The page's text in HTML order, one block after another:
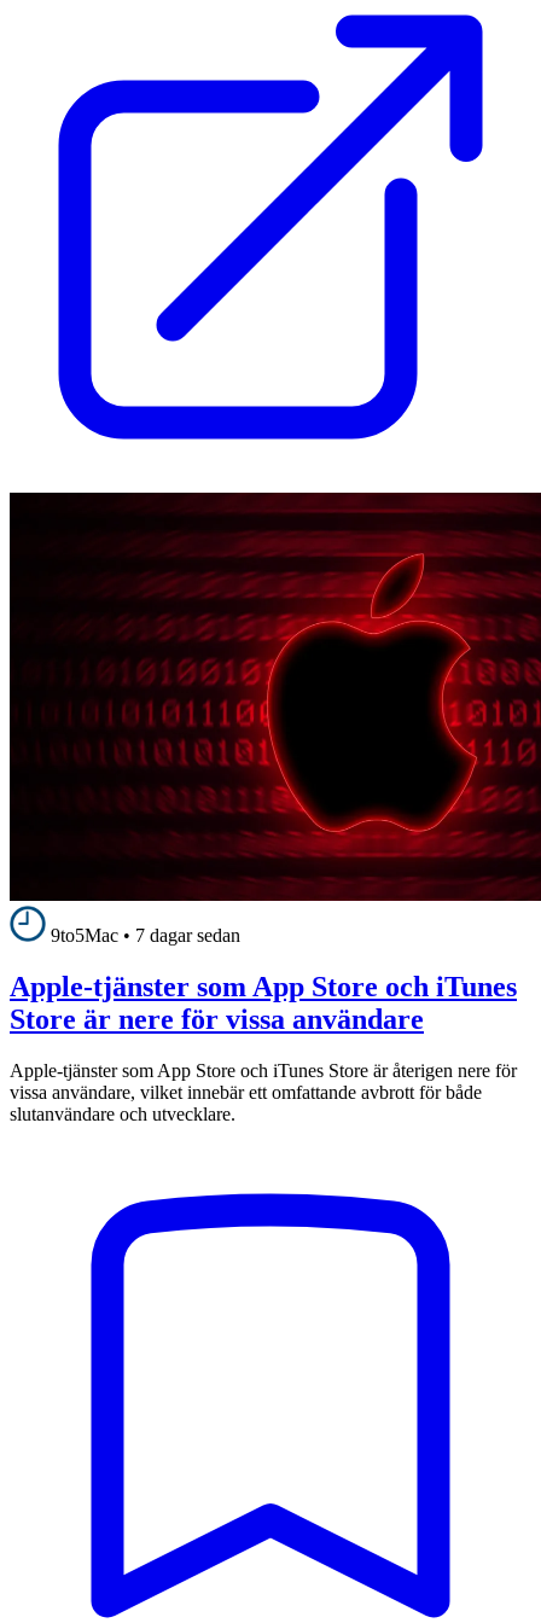
9to5Mac • 7 dagar sedan
Apple-tjänster som App Store och iTunes
Store är nere för vissa användare
Apple-tjänster som App Store och iTunes Store är återigen nere för
vissa användare, vilket innebär ett omfattande avbrott för både
slutanvändare och utvecklare.